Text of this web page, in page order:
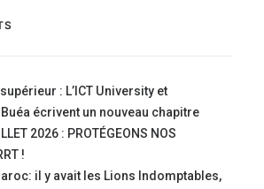
: L’ICT University et
Buéa écrivent un nouveau chapitre
2026 : PROTÉGEONS NOS
!
il y avait les Lions Indomptables,